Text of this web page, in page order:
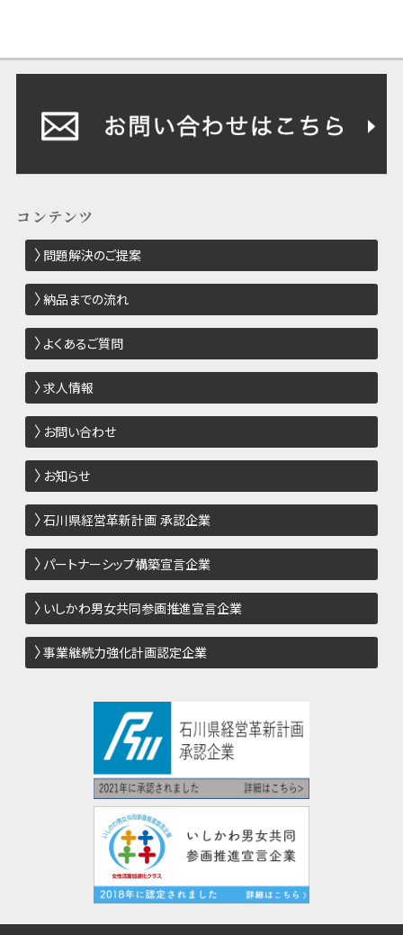
コンテンツ
問題解決のご提案
納品までの流れ
よくあるご質問
求人情報
お問い合わせ
お知らせ
石川県経営革新計画 承認企業
パートナーシップ構築宣言企業
いしかわ男女共同参画推進宣言企業
事業継続力強化計画認定企業